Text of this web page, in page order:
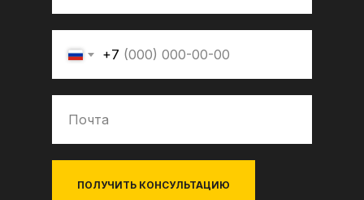
+7
ПОЛУЧИТЬ КОНСУЛЬТАЦИЮ